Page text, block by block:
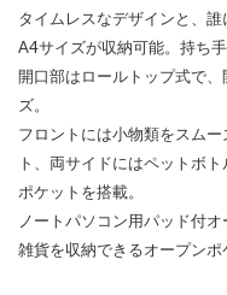
タイムレスなデザインと、誰
A4サイズが収納可能。持ち手
開口部はロールトップ式で
ズ。
フロントには小物類をスム
ト、両サイドにはペットボ
ポケットを搭載。
ノートパソコン用パッド付
雑貨を収納できるオープンポ